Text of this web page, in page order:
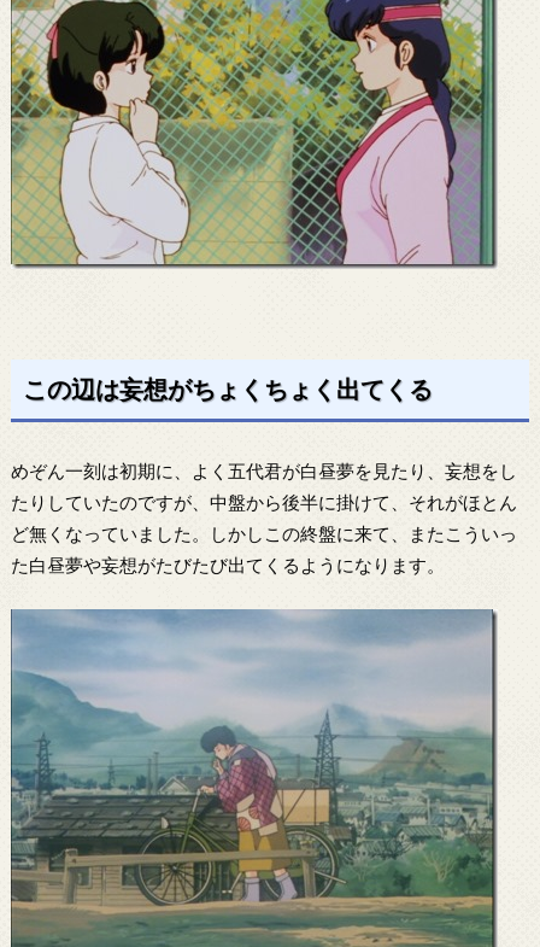
この辺は妄想がちょくちょく出てくる
めぞん一刻は初期に、よく五代君が白昼夢を見たり、妄想をし
たりしていたのですが、中盤から後半に掛けて、それがほとん
ど無くなっていました。しかしこの終盤に来て、またこういっ
た白昼夢や妄想がたびたび出てくるようになります。